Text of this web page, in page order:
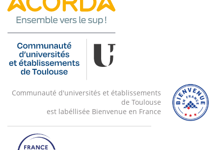
Communauté d'universités et établissements
de Toulouse
est labéllisée Bienvenue en France